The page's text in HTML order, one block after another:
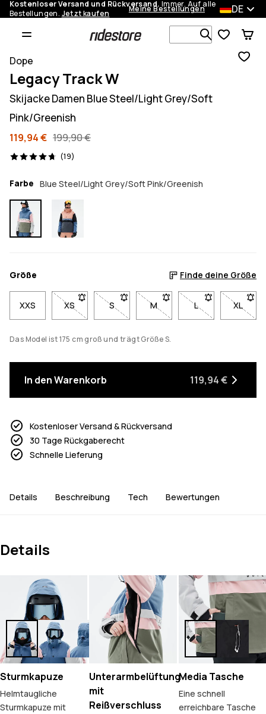
Kostenloser Versand und Rückversand. Immer. Auf alle
Bestellungen. Jetzt kaufen Meine Bestellungen DE
Dope
Legacy Track W
Skijacke Damen Blue Steel/Light Grey/Soft
Pink/Greenish
119,94 € 199,90 €
(19)
19 Reviews, 4.7/5
Farbe Blue Steel/Light Grey/Soft Pink/Greenish
Größe Finde deine Größe
XXS XS- Größe XS nicht verfügbar. Klicke, um
S- Größe S nicht verfügbar. Klicke, um
M- Größe M nicht verfügbar.
L- Größe L nicht
XL
-
Das Model ist 175 cm groß und trägt Größe S.
In den Warenkorb 119,94 €
Kostenloser Versand & Rückversand
30 Tage Rückgaberecht
Schnelle Lieferung
Details Beschreibung Tech Bewertungen
Details
Sturmkapuze
Helmtaugliche
Sturmkapuze mit
Unterarmbelüftung
mit
Reißverschluss
Media Tasche
Eine schnell
erreichbare Tasche